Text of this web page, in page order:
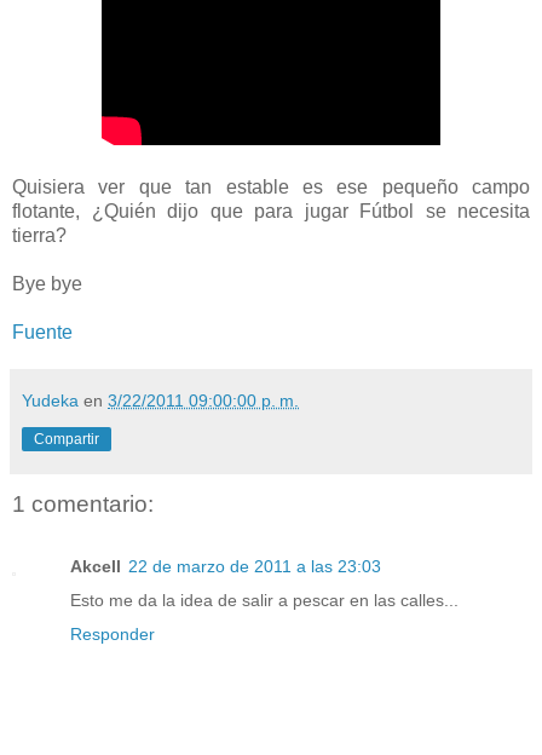
Quisiera ver que tan estable es ese pequeño campo
flotante, ¿Quién dijo que para jugar Fútbol se necesita
tierra?
Bye bye
Fuente
Yudeka en 3/22/2011 09:00:00 p. m.
Compartir
1 comentario:
Akcell 22 de marzo de 2011 a las 23:03
Esto me da la idea de salir a pescar en las calles...
Responder